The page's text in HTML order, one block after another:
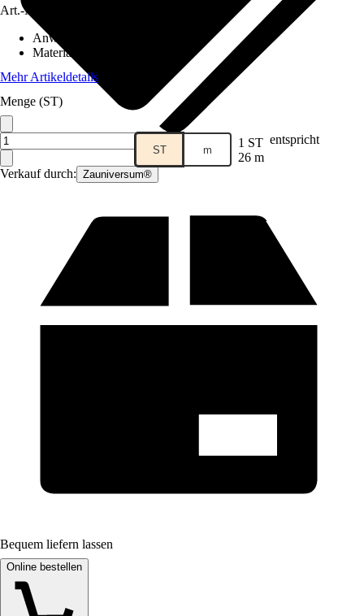
Verkauf durch: Zauniversum®
Art.-Nr.
Anwendungsbereich
Material
Mehr Artikeldetails
Menge (ST)
ST m 1 ST entspricht
26 m
Bequem liefern lassen
Online bestellen